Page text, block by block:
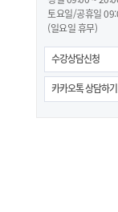
토요일/공휴일
(일요일 휴무)
수강상담신청
카카오톡 상담하기